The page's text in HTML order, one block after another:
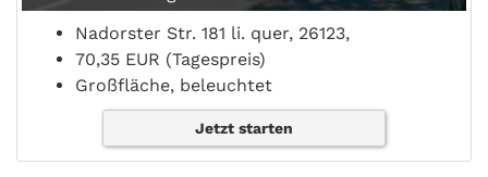
Nadorster Str. 181 li. quer, 26123,
70,35 EUR (Tagespreis)
Großfläche, beleuchtet
Jetzt starten